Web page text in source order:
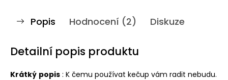
Popis Hodnocení (2) Diskuze
Detailní popis produktu
Krátký popis : K čemu používat kečup vám radit nebudu.